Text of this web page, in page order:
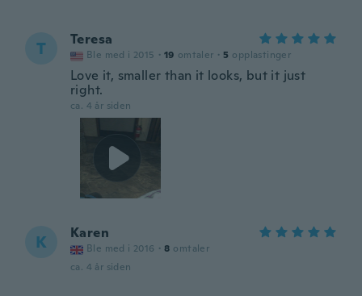
T Teresa
Ble med i 2015 · 19 omtaler · 5 opplastinger
Love it, smaller than it looks, but it just
right.
ca. 4 år siden
K Karen
Ble med i 2016 · 8 omtaler
ca. 4 år siden